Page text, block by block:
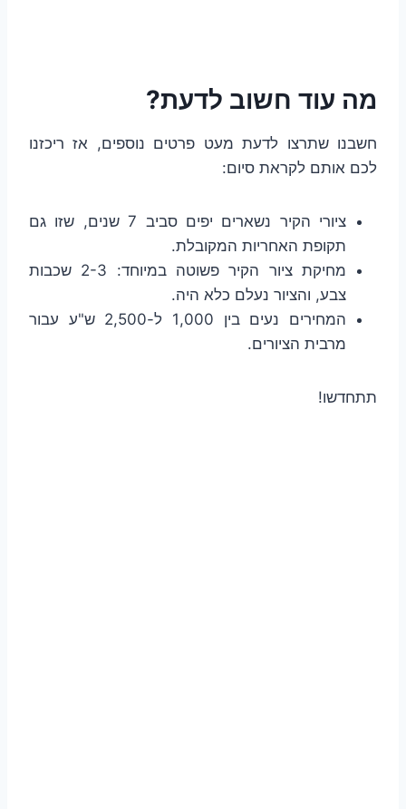
מה עוד חשוב לדעת?
חשבנו שתרצו לדעת מעט פרטים נוספים, אז ריכזנו
לכם אותם לקראת סיום:
ציורי הקיר נשארים יפים סביב 7 שנים, שזו גם
תקופת האחריות המקובלת.
מחיקת ציור הקיר פשוטה במיוחד: 2-3 שכבות
צבע, והציור נעלם כלא היה.
המחירים נעים בין 1,000 ל-2,500 ש"ע עבור
מרבית הציורים.
תתחדשו!